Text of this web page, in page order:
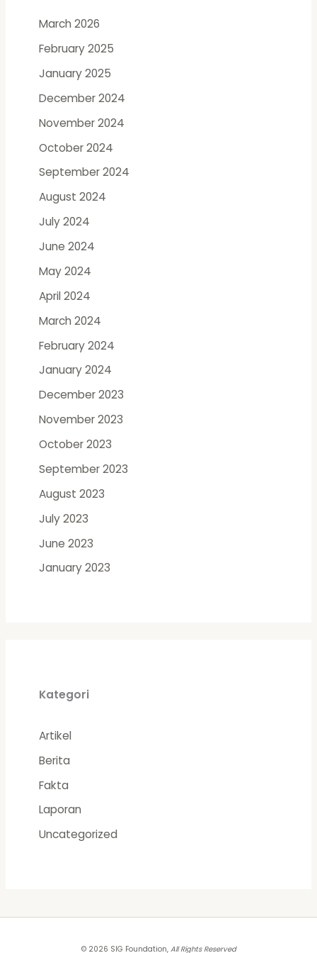
March 2026
February 2025
January 2025
December 2024
November 2024
October 2024
September 2024
August 2024
July 2024
June 2024
May 2024
April 2024
March 2024
February 2024
January 2024
December 2023
November 2023
October 2023
September 2023
August 2023
July 2023
June 2023
January 2023
Kategori
Artikel
Berita
Fakta
Laporan
Uncategorized
© 2026 SIG Foundation, All Rights Reserved